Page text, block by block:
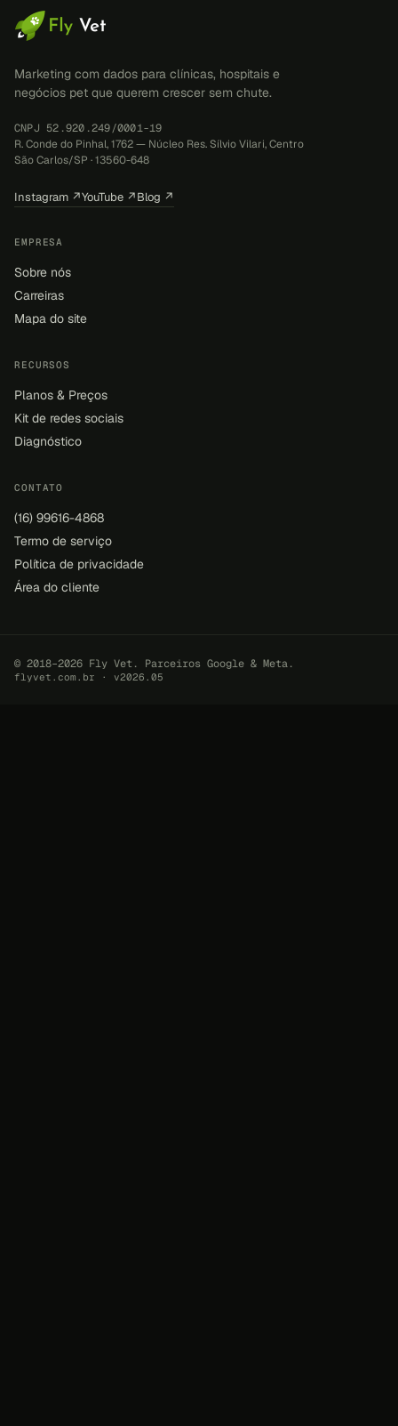
Marketing com dados para clínicas, hospitais e
negócios pet que querem crescer sem chute.
CNPJ 52.920.249/0001-19
R. Conde do Pinhal, 1762 — Núcleo Res. Sílvio Vilari, Centro
São Carlos/SP · 13560-648
Instagram ↗YouTube ↗Blog ↗
EMPRESA
Sobre nós
Carreiras
Mapa do site
RECURSOS
Planos & Preços
Kit de redes sociais
Diagnóstico
CONTATO
(16) 99616-4868
Termo de serviço
Política de privacidade
Área do cliente
© 2018–2026 Fly Vet. Parceiros Google & Meta.
flyvet.com.br · v2026.05